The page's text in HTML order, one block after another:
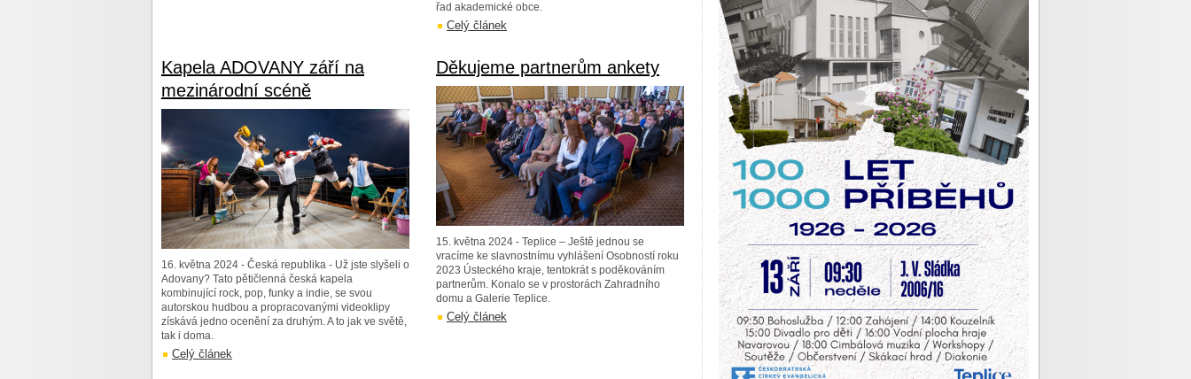
řad akademické obce.
Celý článek
Kapela ADOVANY září na
mezinárodní scéně
16. května 2024 - Česká republika - Už jste slyšeli o
Adovany? Tato pětičlenná česká kapela
kombinující rock, pop, funky a indie, se svou
autorskou hudbou a propracovanými videoklipy
získává jedno ocenění za druhým. A to jak ve světě,
tak i doma.
Celý článek
Děkujeme partnerům ankety
15. května 2024 - Teplice – Ještě jednou se
vracíme ke slavnostnímu vyhlášení Osobností roku
2023 Ústeckého kraje, tentokrát s poděkováním
partnerům. Konalo se v prostorách Zahradního
domu a Galerie Teplice.
Celý článek